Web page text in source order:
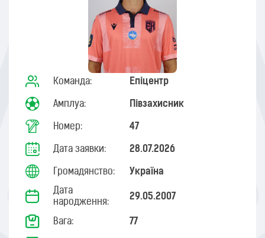
Команда: Епіцентр
Амплуа: Півзахисник
Номер: 47
Дата заявки: 28.07.2026
Громадянство: Україна
Дата
народження:
29.05.2007
Вага: 77